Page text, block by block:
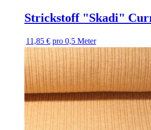
Strickstoff "Skadi"
11,85 € pro 0,5 Meter